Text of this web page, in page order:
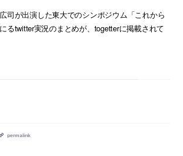
司が出演した東大でのシンポジウム「これから
るtwitter実況のまとめが、togetterに掲載されて
permalink